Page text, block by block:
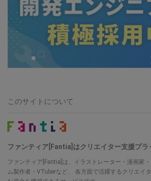
このサイトについて
ファンティア[Fantia]はクリエイター支援プラ
ファンティア[Fantia]は、イラストレーター・漫画家
ム製作者・VTuberなど、 各方面で活躍するクリエイ